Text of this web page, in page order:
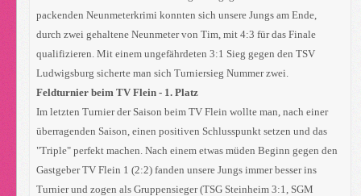
packenden Neunmeterkrimi konnten sich unsere Jungs am Ende,
durch zwei gehaltene Neunmeter von Tim, mit 4:3 für das Finale
qualifizieren. Mit einem ungefährdeten 3:1 Sieg gegen den TSV
Ludwigsburg sicherte man sich Turniersieg Nummer zwei.
Feldturnier beim TV Flein - 1. Platz
Im letzten Turnier der Saison beim TV Flein wollte man, nach einer
überragenden Saison, einen positiven Schlusspunkt setzen und das
"Triple" perfekt machen. Nach einem etwas müden Beginn gegen den
Gastgeber TV Flein 1 (2:2) fanden unsere Jungs immer besser ins
Turnier und zogen als Gruppensieger (TSG Steinheim 3:1, SGM